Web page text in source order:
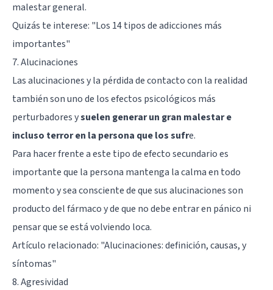
malestar general.
Quizás te interese: "Los 14 tipos de adicciones más
importantes"
7. Alucinaciones
Las alucinaciones y la pérdida de contacto con la realidad
también son uno de los efectos psicológicos más
perturbadores ysuelen generar un gran malestar e
incluso terror en la persona que los sufre.
Para hacer frente a este tipo de efecto secundario es
importante que la persona mantenga la calma en todo
momento y sea consciente de que sus alucinaciones son
producto del fármaco y de que no debe entrar en pánico ni
pensar que se está volviendo loca.
Artículo relacionado: "Alucinaciones: definición, causas, y
síntomas"
8. Agresividad